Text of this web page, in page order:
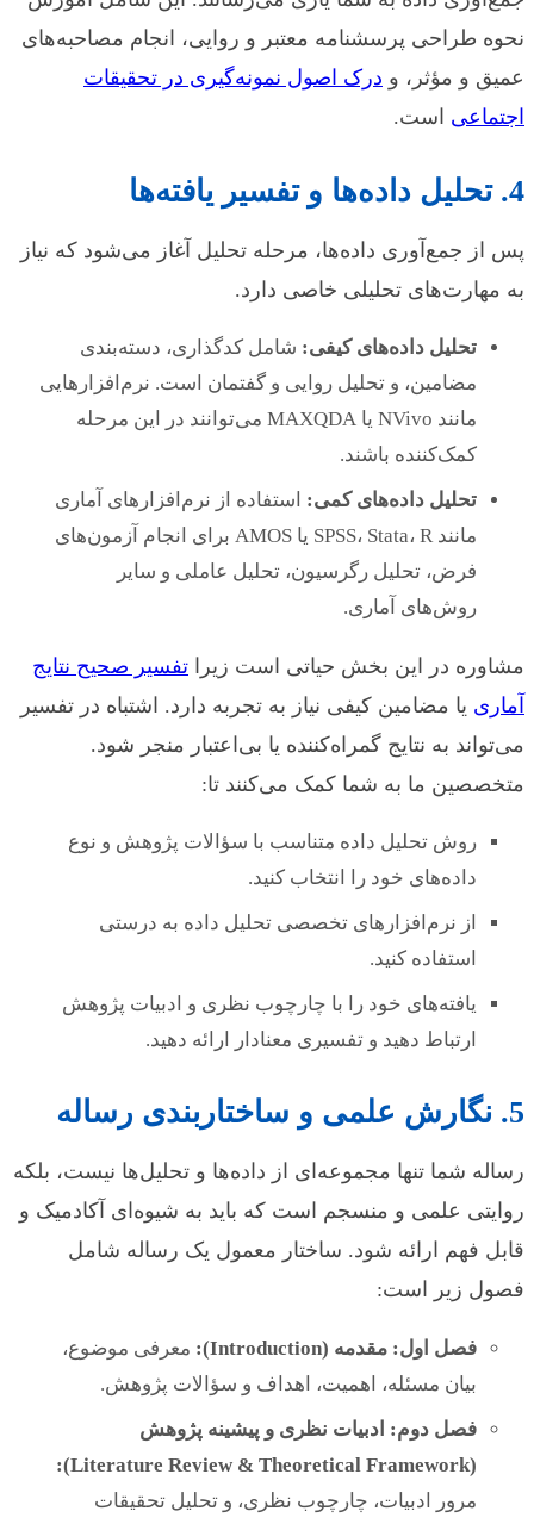
نحوه طراحی پرسشنامه معتبر و روایی، انجام مصاحبه‌های
عمیق و مؤثر، و درک اصول نمونه‌گیری در تحقیقات
اجتماعی است.
4. تحلیل داده‌ها و تفسیر یافته‌ها
پس از جمع‌آوری داده‌ها، مرحله تحلیل آغاز می‌شود که نیاز
به مهارت‌های تحلیلی خاصی دارد.
تحلیل داده‌های کیفی: شامل کدگذاری، دسته‌بندی
مضامین، و تحلیل روایی و گفتمان است. نرم‌افزارهایی
مانند NVivo یا MAXQDA می‌توانند در این مرحله
کمک‌کننده باشند.
تحلیل داده‌های کمی: استفاده از نرم‌افزارهای آماری
مانند SPSS، Stata، R یا AMOS برای انجام آزمون‌های
فرض، تحلیل رگرسیون، تحلیل عاملی و سایر
روش‌های آماری.
مشاوره در این بخش حیاتی است زیرا تفسیر صحیح نتایج
آماری یا مضامین کیفی نیاز به تجربه دارد. اشتباه در تفسیر
می‌تواند به نتایج گمراه‌کننده یا بی‌اعتبار منجر شود.
متخصصین ما به شما کمک می‌کنند تا:
روش تحلیل داده متناسب با سؤالات پژوهش و نوع
داده‌های خود را انتخاب کنید.
از نرم‌افزارهای تخصصی تحلیل داده به درستی
استفاده کنید.
یافته‌های خود را با چارچوب نظری و ادبیات پژوهش
ارتباط دهید و تفسیری معنادار ارائه دهید.
5. نگارش علمی و ساختاربندی رساله
رساله شما تنها مجموعه‌ای از داده‌ها و تحلیل‌ها نیست، بلکه
روایتی علمی و منسجم است که باید به شیوه‌ای آکادمیک و
قابل فهم ارائه شود. ساختار معمول یک رساله شامل
فصول زیر است:
فصل اول: مقدمه (Introduction):
معرفی موضوع،
بیان مسئله، اهمیت، اهداف و سؤالات پژوهش.
فصل دوم: ادبیات نظری و پیشینه پژوهش
(Literature Review & Theoretical Framework):
مرور ادبیات، چارچوب نظری، و تحلیل تحقیقات